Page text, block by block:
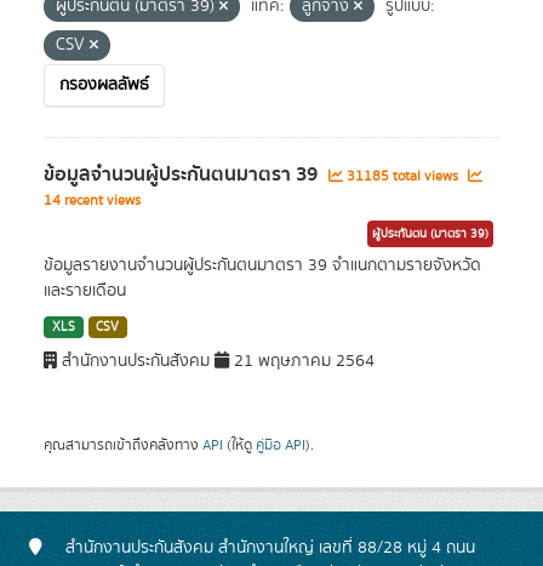
ผู้ประกันตน (มาตรา 39)
แท็ค: ลูกจ้าง
รูปแบบ:
CSV
กรองผลลัพธ์
ข้อมูลจำนวนผู้ประกันตนมาตรา 39
31185 total views
14 recent views
ผู้ประกันตน (มาตรา 39)
ข้อมูลรายงานจำนวนผู้ประกันตนมาตรา 39 จำแนกตามรายจังหวัด
และรายเดือน
XLS CSV
สำนักงานประกันสังคม 21 พฤษภาคม 2564
คุณสามารถเข้าถึงคลังทาง API (ให้ดู คู่มือ API).
สำนักงานประกันสังคม สำนักงานใหญ่ เลขที่ 88/28 หมู่ 4 ถนน